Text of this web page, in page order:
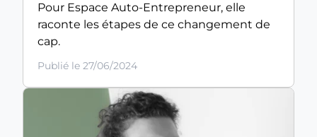
Pour Espace Auto-Entrepreneur, elle
raconte les étapes de ce changement de
cap.
Publié le 27/06/2024